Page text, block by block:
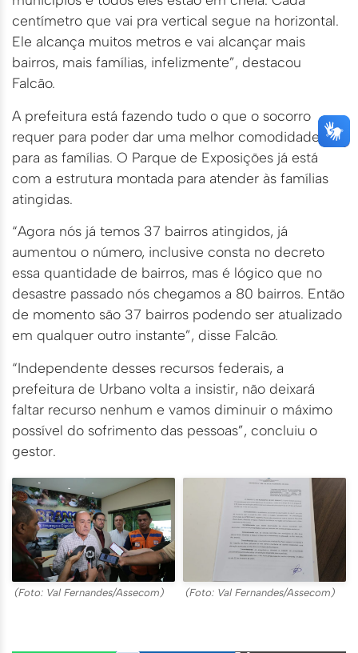
centímetro que vai pra vertical segue na horizontal.
Ele alcança muitos metros e vai alcançar mais
bairros, mais famílias, infelizmente”, destacou
Falcão.
A prefeitura está fazendo tudo o que o socorro
requer para poder dar uma melhor comodidade
para as famílias. O Parque de Exposições já está
com a estrutura montada para atender às famílias
atingidas.
“Agora nós já temos 37 bairros atingidos, já
aumentou o número, inclusive consta no decreto
essa quantidade de bairros, mas é lógico que no
desastre passado nós chegamos a 80 bairros. Então
de momento são 37 bairros podendo ser atualizado
em qualquer outro instante”, disse Falcão.
“Independente desses recursos federais, a
prefeitura de Urbano volta a insistir, não deixará
faltar recurso nenhum e vamos diminuir o máximo
possível do sofrimento das pessoas”, concluiu o
gestor.
(Foto: Val Fernandes/Assecom) (Foto: Val Fernandes/Assecom)